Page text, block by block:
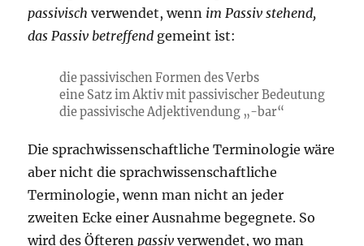
passivisch verwendet, wenn im Passiv stehend,
das Passiv betreffend gemeint ist:
die passivischen Formen des Verbs
eine Satz im Aktiv mit passivischer Bedeutung
die passivische Adjektivendung „-bar“
Die sprachwissenschaftliche Terminologie wäre
aber nicht die sprachwissenschaftliche
Terminologie, wenn man nicht an jeder
zweiten Ecke einer Ausnahme begegnete. So
wird des Öfterenpassiv verwendet, wo man